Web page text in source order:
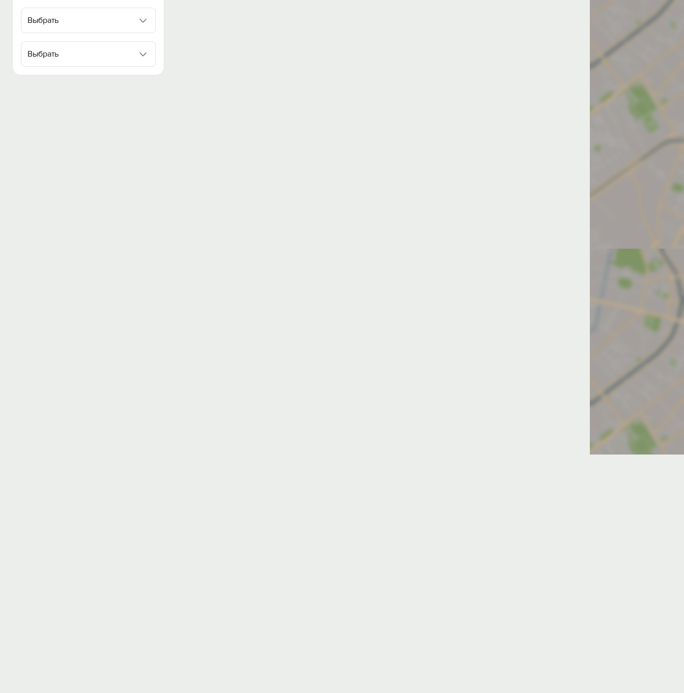
Выбрать
Выбрать